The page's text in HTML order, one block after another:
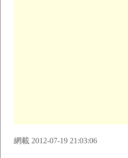
網載 2012-07-19 21:03:06